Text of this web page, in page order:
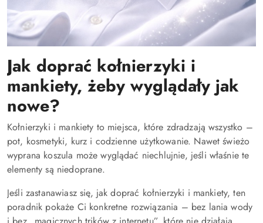
Jak doprać kołnierzyki i
mankiety, żeby wyglądały jak
nowe?
Kołnierzyki i mankiety to miejsca, które zdradzają wszystko –
pot, kosmetyki, kurz i codzienne użytkowanie. Nawet świeżo
wyprana koszula może wyglądać niechlujnie, jeśli właśnie te
elementy są niedoprane.
Jeśli zastanawiasz się, jak doprać kołnierzyki i mankiety, ten
poradnik pokaże Ci konkretne rozwiązania – bez lania wody